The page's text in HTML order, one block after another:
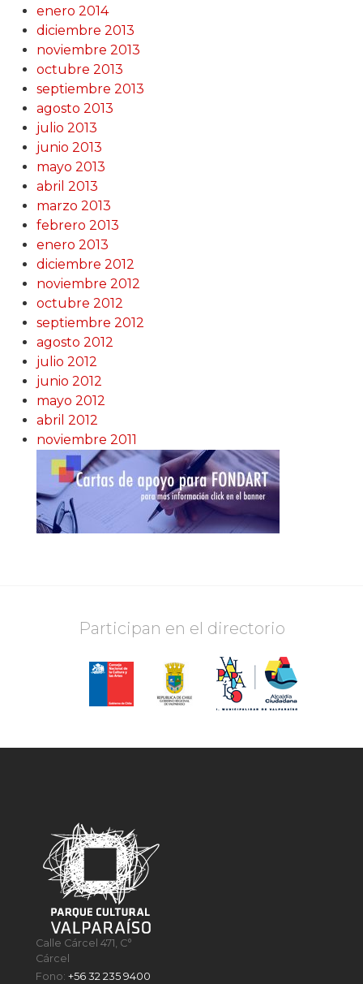
enero 2014
diciembre 2013
noviembre 2013
octubre 2013
septiembre 2013
agosto 2013
julio 2013
junio 2013
mayo 2013
abril 2013
marzo 2013
febrero 2013
enero 2013
diciembre 2012
noviembre 2012
octubre 2012
septiembre 2012
agosto 2012
julio 2012
junio 2012
mayo 2012
abril 2012
noviembre 2011
Participan en el directorio
Calle Cárcel 471, C°
Cárcel
Fono:+56 32 235 9400